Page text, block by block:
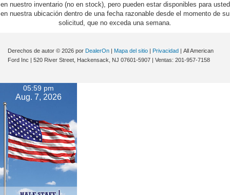
en nuestro inventario (no en stock), pero pueden estar disponibles para usted
en nuestra ubicación dentro de una fecha razonable desde el momento de su
solicitud, que no exceda una semana.
Derechos de autor © 2026 por DealerOn Mapa del sitio Privacidad | All American
Ford Inc
520 River Street, Hackensack, NJ 07601-5907 | Ventas: 201-957-7158
05:59 pm
Aug. 7, 2026